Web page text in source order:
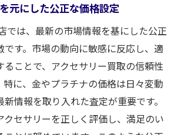
元にした公正な価格設定
では、最新の市場情報を基にした公正
です。市場の動向に敏感に反応し、適
ることで、アクセサリー買取の信頼性
特に、金やプラチナの価格は日々変動
情報を取り入れた査定が重要です。
クセサリーを正しく評価し、満足のい